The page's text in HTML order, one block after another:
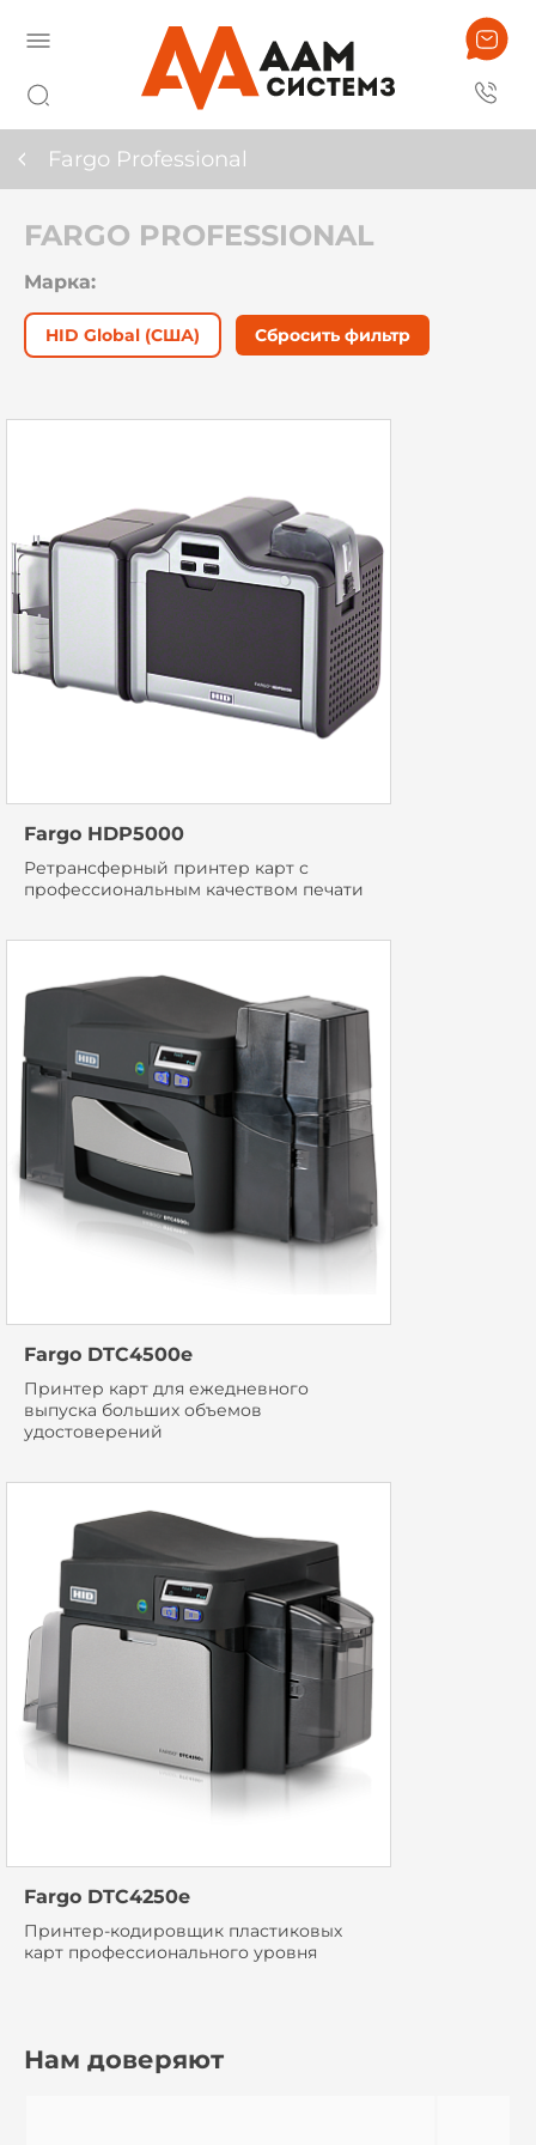
Fargo Professional
FARGO PROFESSIONAL
Марка:
HID Global (США) Сбросить фильтр
Fargo HDP5000
Ретрансферный принтер карт с
профессиональным качеством печати
Fargo DTC4500e
Принтер карт для ежедневного
выпуска больших объемов
удостоверений
Fargo DTC4250e
Принтер-кодировщик пластиковых
карт профессионального уровня
Нам доверяют